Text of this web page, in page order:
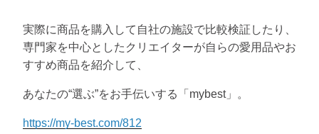
実際に商品を購入して自社の施設で比較検証したり、
専門家を中心としたクリエイターが自らの愛用品やお
すすめ商品を紹介して、
あなたの“選ぶ”をお手伝いする「mybest」。
https://my-best.com/812